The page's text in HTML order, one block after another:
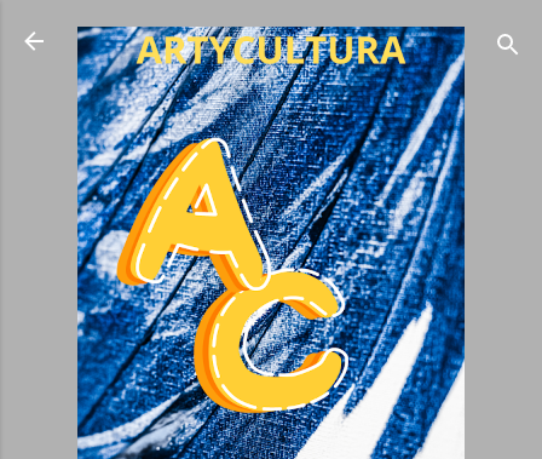
Ir al contenido principal